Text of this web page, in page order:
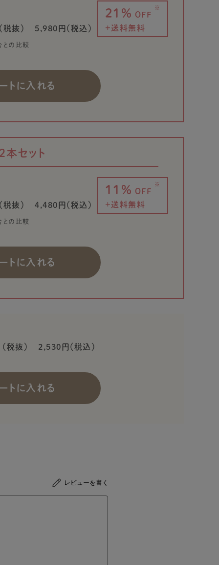
21% OFF
※
+送料無料
税抜） 5,980円（税込）
の比較
トに入れる
11% OFF
※
+送料無料
本セット
税抜） 4,480円（税込）
の比較
トに入れる
（税抜） 2,530円（税込）
トに入れる